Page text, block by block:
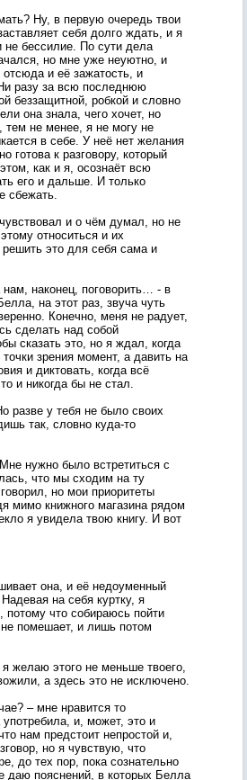
Ну, в первую очередь твои
себя долго ждать, и я
бессилие. По сути дела
но мне уже неуютно, и
и её зажатость, и
разу за всю последнюю
беззащитной, робкой и словно
она знала, чего хочет, но
тем не менее, я не могу не
в себе. У неё нет желания
готова к разговору, который
как и я, осознаёт всю
его и дальше. И только
сбежать.
и о чём думал, но не
относиться и их
это для себя сама и
наконец, поговорить… - в
на этот раз, звуча чуть
Конечно, меня не радует,
сделать над собой
сказать это, но я ждал, когда
зрения момент, а давить на
и диктовать, когда всё
и никогда бы не стал.
разве у тебя не было своих
так, словно куда-то
нужно было встретиться с
что мы сходим на ту
но мои приоритеты
мимо книжного магазина рядом
я увидела твою книгу. И вот
она, и её недоуменный
на себя куртку, я
что собираюсь пойти
помешает, и лишь потом
желаю этого не меньше твоего,
а здесь это не исключено.
– мне нравится то
и, может, это и
нам предстоит непростой и,
но я чувствую, что
до тех пор, пока сознательно
даю пояснений, в которых Белла